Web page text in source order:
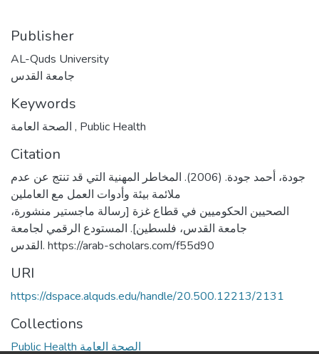
Publisher
AL-Quds University
جامعة القدس
Keywords
, Public Health
Citation
جودة، أحمد جودة. (2006). المخاطر المهنية التي قد تنتج عن عدم
ملائمة بيئة وأدوات العمل مع العاملين
الصحيين الحكوميين في قطاع غزة [رسالة ماجستير منشورة،
جامعة القدس، فلسطين]. المستودع الرقمي لجامعة
القدس. https://arab-scholars.com/f55d90
URI
https://dspace.alquds.edu/handle/20.500.12213/2131
Collections
Public Health الصحة العامة